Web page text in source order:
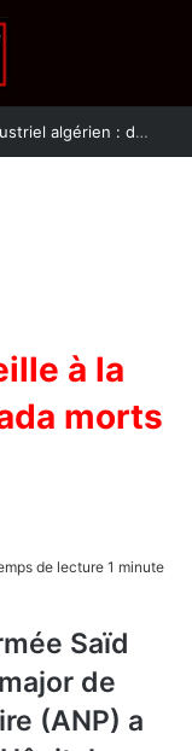
IDENET, l’ascension d’un champion industriel algérien : de trois collaborateurs à près de 300 emplois au cœur de l’industrie automobile
à la
morts
de lecture 1 minute
Saïd
de
(ANP) a